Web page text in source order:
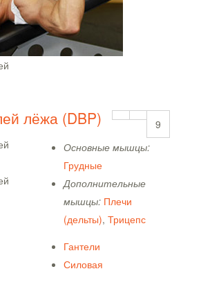
9
лёжа (DBP)
Основные мышцы:
Грудные
Дополнительные
мышцы: Плечи
(дельты),Трицепс
Гантели
Силовая